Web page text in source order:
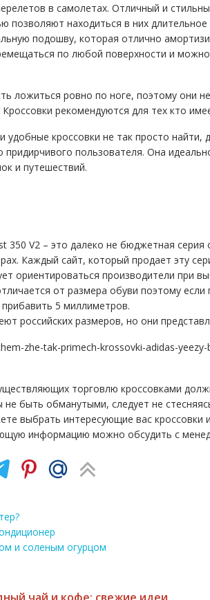
в самолетах. Отличный и
позволяют находиться в них длительное
подошву, которая отлично
по любой поверхности и
ложиться ровно по ноге, поэтому они
рекомендуются для тех кто
кроссовки не так просто найти,
придирчивого пользователя. Она
и путешествий.
350 V2 – это далеко не бюджетная
Каждый сайт, который продает эту
ориентироваться производители при
от размера обуви поэтому если
5 миллиметров.
российских размеров, но они
торговлю кроссовками
быть обманутыми, следует не
выбрать интересующие вас кроссовки
информацию можно обсудить с
и соленым огурцом